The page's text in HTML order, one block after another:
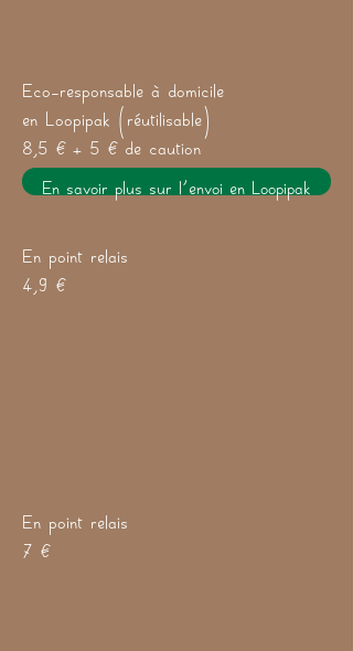
Eco-responsable à domicile
en Loopipak (réutilisable)
8,5 € + 5 € de caution
En savoir plus sur l'envoi en Loopipak
En point relais
4,9 €
En point relais
7 €